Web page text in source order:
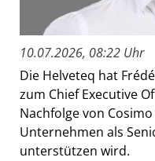
10.07.2026, 08:22 Uhr
Die Helveteq hat
zum Chief Executive
Nachfolge von
Unternehmen als
unterstützen wird.